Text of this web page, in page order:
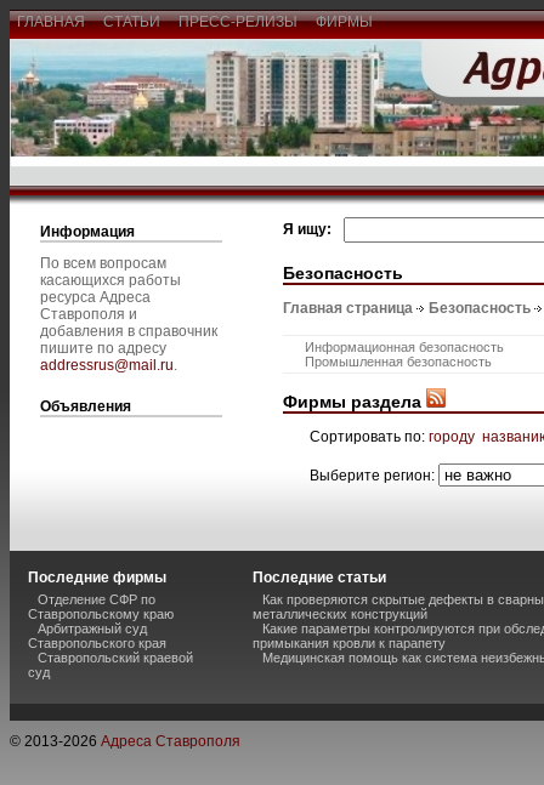
ГЛАВНАЯ СТАТЬИ ПРЕСС-РЕЛИЗЫ ФИРМЫ
Информация
По всем вопросам
касающихся работы
ресурса Адреса
Ставрополя и
добавления в справочник
пишите по адресу
addressrus@mail.ru.
Объявления
Я ищу:
Безопасность
Главная страница Безопасность
Информационная безопасность
Промышленная безопасность
Фирмы раздела
Сортировать по: городу
Выберите регион:
Последние фирмы
Отделение СФР по
Ставропольскому краю
Арбитражный суд
Ставропольского края
Ставропольский краевой
суд
Последние статьи
Как проверяются скрытые дефекты в
металлических конструкций
Какие параметры контролируются при
примыкания кровли к парапету
Медицинская помощь как система
© 2013-2026 Адреса Ставрополя